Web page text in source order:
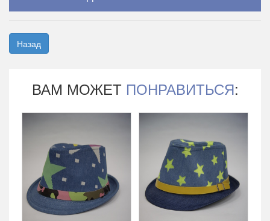
Назад
ВАМ МОЖЕТ ПОНРАВИТЬСЯ: